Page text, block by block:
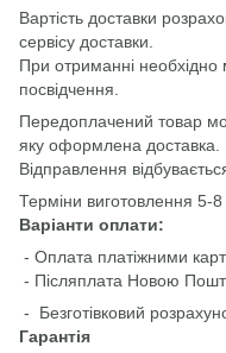
Вартість доставки
сервісу доставки.
При отриманні необхідно
посвідчення.
Передоплачений товар
яку оформлена доставка.
Відправлення
Терміни виготовлення 5-8
Варіанти оплати:
- Оплата платіжними
- Післяплата Новою
- Безготівковий
Гарантія